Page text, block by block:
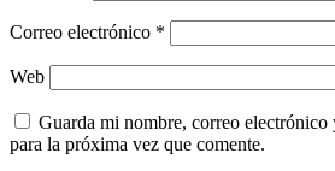
Correo electrónico *
Web
Guarda mi nombre, correo electrónico
para la próxima vez que comente.